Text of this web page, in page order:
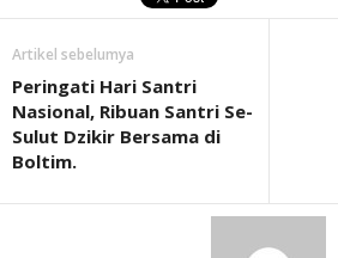
Artikel sebelumya
Peringati Hari Santri
Nasional, Ribuan Santri Se-
Sulut Dzikir Bersama di
Boltim.